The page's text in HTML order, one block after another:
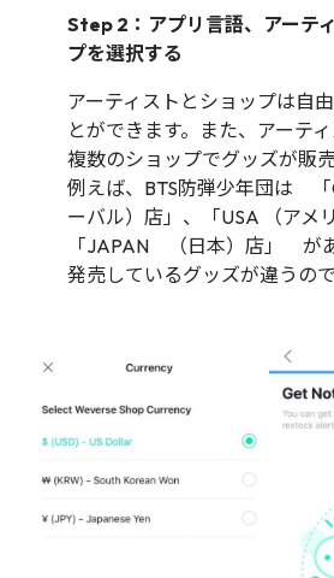
Step 2：アプリ言語、アーテ
プを選択する
アーティストとショップは自
とができます。また、アーテ
複数のショップでグッズが販売
例えば、BTS防弾少年団は
ーバル）店」、「USA （アメ
「JAPAN （日本）店」 が
発売しているグッズが違うの